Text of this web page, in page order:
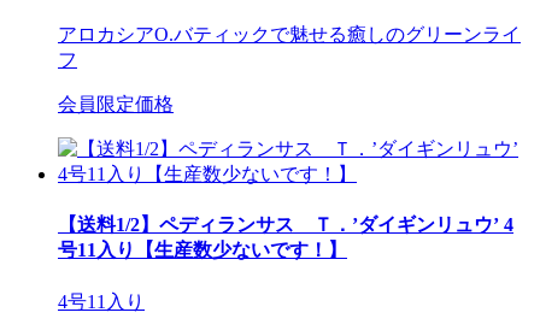
アロカシアO.バティックで魅せる癒しのグリーンライ
フ
会員限定価格
【送料1/2】ペディランサス Ｔ．’ダイギンリュウ’ 4
号11入り【生産数少ないです！】
4号11入り